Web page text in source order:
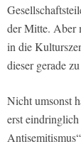
der Mitte. Aber
in die
dieser gerade
Nicht umsonst
erst